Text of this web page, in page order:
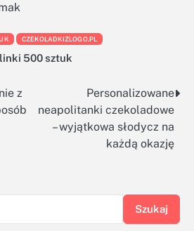
CZEKOLADKIZLOGO.PL
500 sztuk
z
Personalizowane
neapolitanki czekoladowe
– wyjątkowa słodycz na
każdą okazję
Szukaj